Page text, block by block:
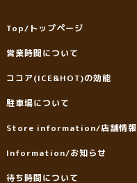
Top/トップページ
営業時間について
ココア(ICE&HOT)の効能
駐車場について
Store information/店舗情報
Information/お知らせ
待ち時間について